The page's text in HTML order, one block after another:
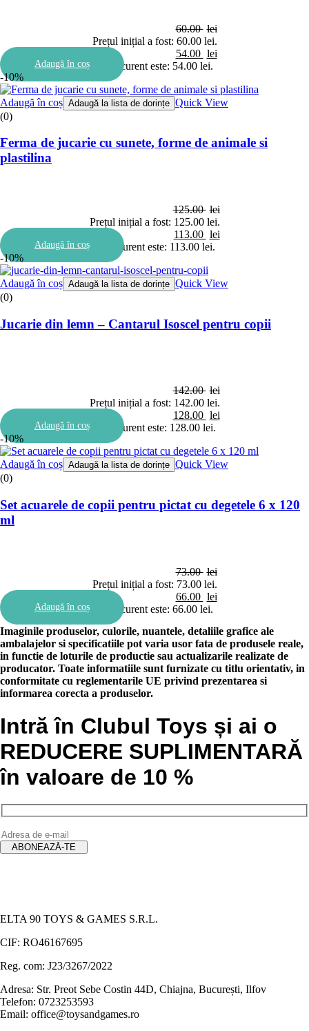
60.00 lei
Prețul inițial a fost: 60.00 lei.
54.00 lei
Prețul curent este: 54.00 lei.
Adaugă în coș
-10%
Adaugă în coș Adaugă la lista de dorințe Quick View
(0)
Ferma de jucarie cu sunete, forme de animale si
plastilina
125.00 lei
Prețul inițial a fost: 125.00 lei.
113.00 lei
Prețul curent este: 113.00 lei.
Adaugă în coș
-10%
Adaugă în coș Adaugă la lista de dorințe Quick View
(0)
Jucarie din lemn – Cantarul Isoscel pentru copii
142.00 lei
Prețul inițial a fost: 142.00 lei.
128.00 lei
Prețul curent este: 128.00 lei.
Adaugă în coș
-10%
Adaugă în coș Adaugă la lista de dorințe Quick View
(0)
Set acuarele de copii pentru pictat cu degetele 6 x 120
ml
73.00 lei
Prețul inițial a fost: 73.00 lei.
66.00 lei
Prețul curent este: 66.00 lei.
Adaugă în coș
Imaginile produselor, culorile, nuantele, detaliile grafice ale
ambalajelor si specificatiile pot varia usor fata de produsele reale,
in functie de loturile de productie sau actualizarile realizate de
producator. Toate informatiile sunt furnizate cu titlu orientativ, in
conformitate cu reglementarile UE privind prezentarea si
informarea corecta a produselor.
Intră în Clubul Toys și ai o
REDUCERE SUPLIMENTARĂ
în valoare de 10 %
ELTA 90 TOYS & GAMES S.R.L.
CIF: RO46167695
Reg. com: J23/3267/2022
Adresa: Str. Preot Sebe Costin 44D, Chiajna, București, Ilfov
Telefon: 0723253593
Email: office@toysandgames.ro